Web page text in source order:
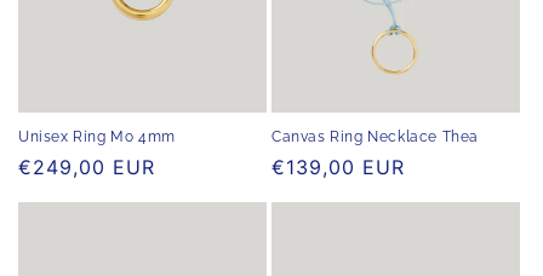
Unisex Ring Mo 4mm
Normaler
Preis
€249,00 EUR
Canvas Ring Necklace Thea
Normaler
Preis
€139,00 EUR